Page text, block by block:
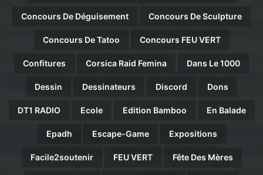
Concours De Déguisement Concours De Sculpture
Concours De Tatoo Concours FEU VERT
Confitures Corsica Raid Femina Dans Le 1000
Dessin Dessinateurs Discord Dons
DT1 RADIO Ecole Edition Bamboo En Balade
Epadh Escape-Game Expositions
Facile2soutenir FEU VERT Fête Des Mères